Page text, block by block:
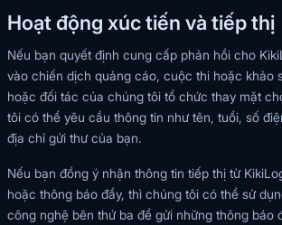
Hoạt động xúc tiến và tiếp thị
Nếu bạn quyết định cung cấp phản hồi cho
vào chiến dịch quảng cáo, cuộc thi hoặc khảo
hoặc đối tác của chúng tôi tổ chức thay mặt
tôi có thể yêu cầu thông tin như tên, tuổi, số
địa chỉ gửi thư của bạn.
Nếu bạn đồng ý nhận thông tin tiếp thị từ
hoặc thông báo đẩy, thì chúng tôi có thể sử
công nghệ bên thứ ba để gửi những thông báo